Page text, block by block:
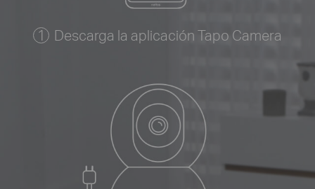
Descarga la aplicación Tapo Camera